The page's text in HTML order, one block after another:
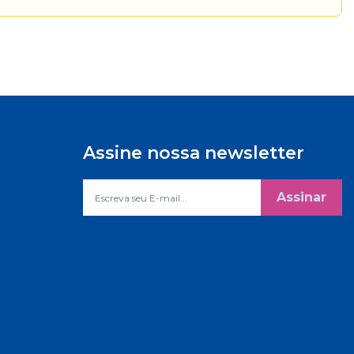
Assine nossa newsletter
Assinar